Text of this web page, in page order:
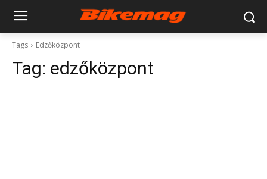
Tags Edzőközpont
Tag: edzőközpont